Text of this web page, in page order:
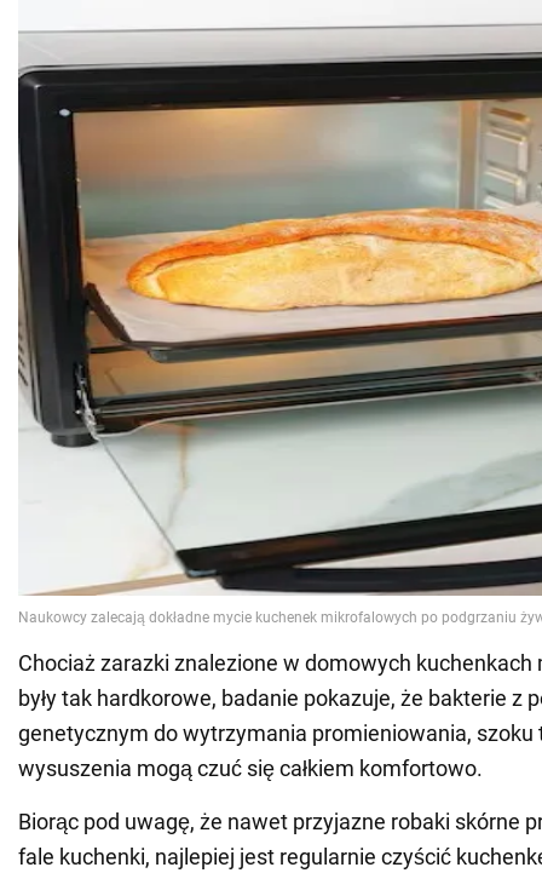
Chociaż zarazki znalezione w domowych
były tak hardkorowe, badanie pokazuje, że bakterie z
genetycznym do wytrzymania promieniowania, szoku
wysuszenia mogą czuć się całkiem komfortowo.
Biorąc pod uwagę, że nawet przyjazne robaki skórne
fale kuchenki, najlepiej jest regularnie czyścić